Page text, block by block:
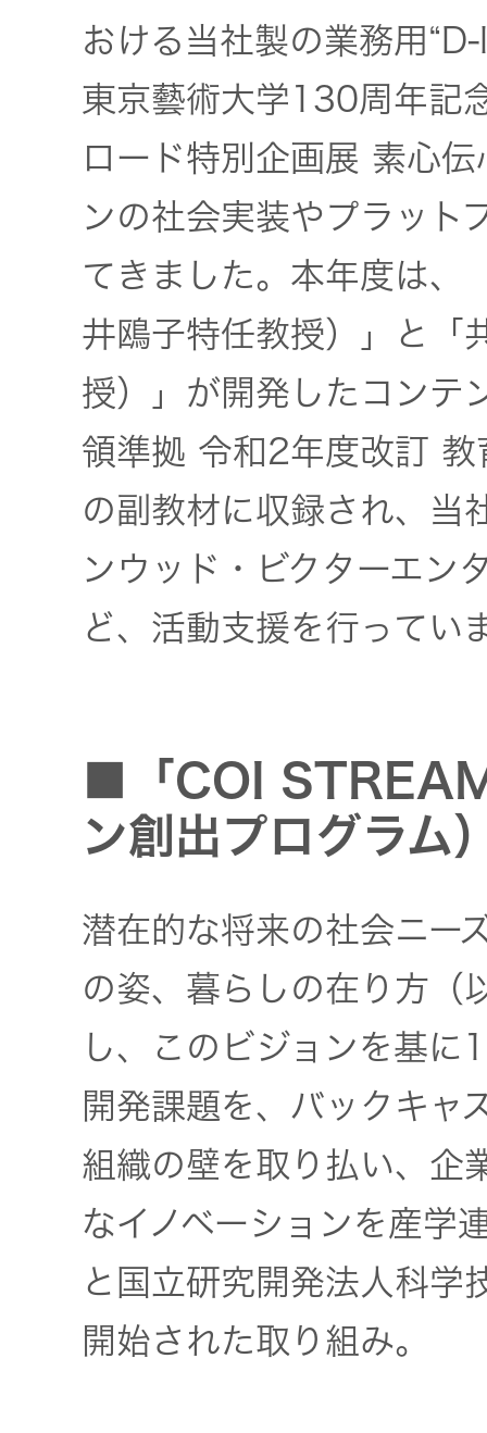
おける当社製の業務用
東京藝術大学130周年記
ロード特別企画展 素心
ンの社会実装やプラット
てきました。本年度は、
井鴎子特任教授）」と「
授）」が開発したコンテ
領準拠 令和2年度改訂
の副教材に収録され、当
ンウッド・ビクターエン
ど、活動支援を行ってい
■「COI
ン創出プログラム
潜在的な将来の社会ニー
の姿、暮らしの在り方（
し、このビジョンを基に
開発課題を、バックキャ
組織の壁を取り払い、企
なイノベーションを産学
と国立研究開発法人科学
開始された取り組み。